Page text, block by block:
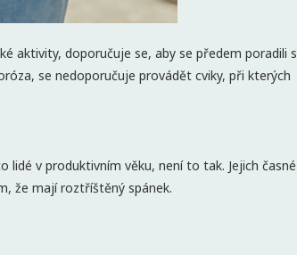
aktivity, doporučuje se, aby se předem poradili s
se nedoporučuje provádět cviky, při kterých
v produktivním věku, není to tak. Jejich časné
že mají roztříštěný spánek.